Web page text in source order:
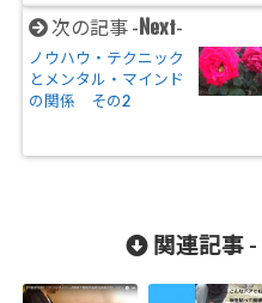
次の記事 -Next-
ノウハウ・テクニック
とメンタル・マインド
の関係 その2
関連記事 -